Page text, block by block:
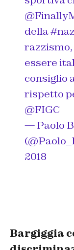
della
razzismo,
essere
consiglio
rispetto
@FIGC
— Paolo
2018
Bargiggia